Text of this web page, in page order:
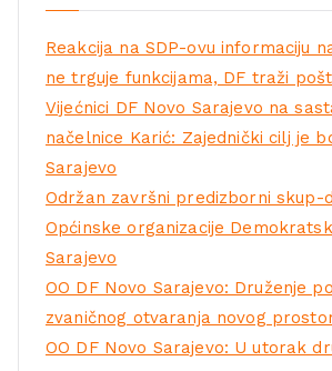
Reakcija na SDP-ovu informaciju
ne trguje funkcijama, DF traži
Vijećnici DF Novo Sarajevo na
načelnice Karić: Zajednički cilj je
Sarajevo
Održan završni predizborni skup-
Općinske organizacije
Sarajevo
OO DF Novo Sarajevo: Druženje
zvaničnog otvaranja novog
OO DF Novo Sarajevo: U utorak